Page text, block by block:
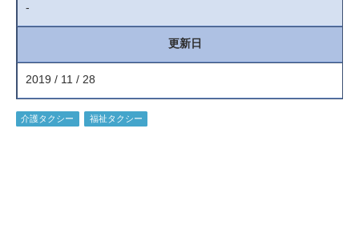
-
更新日
2019 / 11 / 28
介護タクシー 福祉タクシー